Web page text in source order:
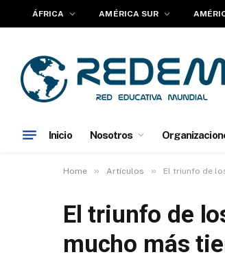
ÁFRICA AMÉRICA SUR
Inicio Nosotros
Home » Artículos » El triunfo de
El triunfo de
mucho más